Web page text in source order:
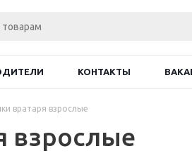
КОНТАКТЫ
вратаря взрослые
взрослые